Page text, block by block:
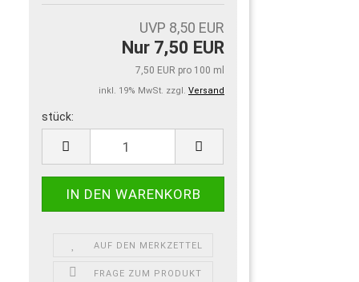
UVP 8,50 EUR
Nur 7,50 EUR
7,50 EUR pro 100 ml
inkl. 19% MwSt. zzgl. Versand
stück:
stück
AUF DEN MERKZETTEL
FRAGE ZUM PRODUKT